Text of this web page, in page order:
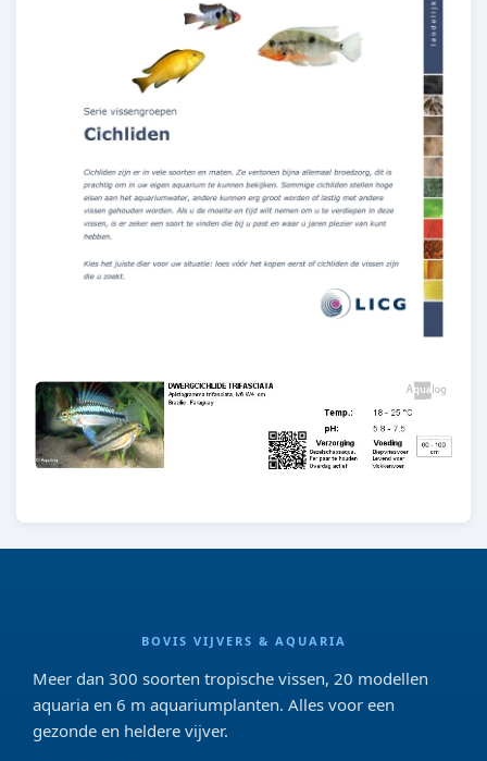
BOVIS VIJVERS & AQUARIA
Meer dan 300 soorten tropische vissen, 20 modellen
aquaria en 6 m aquariumplanten. Alles voor een
gezonde en heldere vijver.